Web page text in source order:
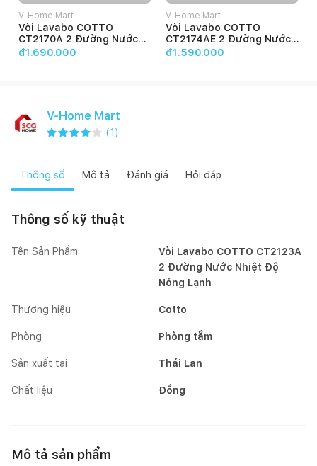
V-Home Mart
Vòi Lavabo COTTO
CT2170A 2 Đường Nước
Nhiệt Độ Nóng Lạnh
đ1.690.000
V-Home Mart
Vòi Lavabo COTTO
CT2174AE 2 Đường Nước
Nhiệt Độ Nóng Lạnh
đ1.590.000
V-Home Mart
(1 )
Thông số Mô tả Đánh giá Hỏi đáp
Thông số kỹ thuật
Tên Sản Phẩm
Vòi Lavabo COTTO CT2123A
2 Đường Nước Nhiệt Độ
Nóng Lạnh
Thương hiệu Cotto
Phòng Phòng tắm
Sản xuất tại Thái Lan
Chất liệu Đồng
Mô tả sản phẩm